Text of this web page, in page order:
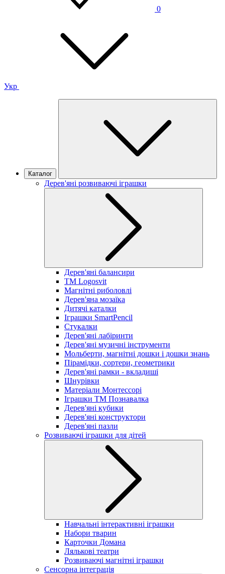
0
Укр
Каталог
Дерев'яні розвиваючі іграшки
Дерев'яні балансири
TM Logosvit
Магнітні риболовлі
Дерев'яна мозаїка
Дитячі каталки
Іграшки SmartPencil
Стукалки
Дерев'яні лабіринти
Дерев'яні музичні інструменти
Мольберти, магнітні дошки і дошки знань
Пірамідки, сортери, геометрики
Дерев'яні рамки - вкладиші
Шнурівки
Матеріали Монтессорі
Іграшки ТМ Познавалка
Дерев'яні кубики
Дерев'яні конструктори
Дерев'яні пазли
Розвиваючі іграшки для дітей
Навчальні інтерактивні іграшки
Набори тварин
Карточки Домана
Лялькові театри
Розвиваючі магнітні іграшки
Сенсорна інтеграція